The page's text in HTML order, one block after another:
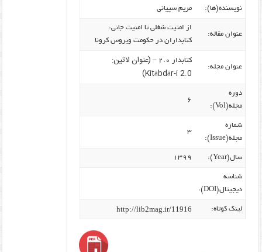
نویسنده‌(ها): مریم سپیانی
عنوان مقاله:
از امنیت شغلی تا امنیت جانی:
کتابداران در حکومت ویروس کرونا
عنوان مجله:
کتابدار ۲.۰ –
(عنوان لاتین:
Kitābdār-i 2.0)
دوره
مجله(Vol):
۶
شماره
مجله(Issue):
۳
سال(Year): ۱۳۹۹
شناسه
دیجیتال(DOI):
لینک کوتاه: http://lib2mag.ir/11916